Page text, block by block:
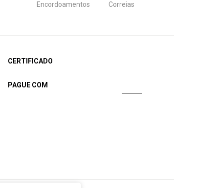
Encordoamentos
Correias
CERTIFICADO
PAGUE COM